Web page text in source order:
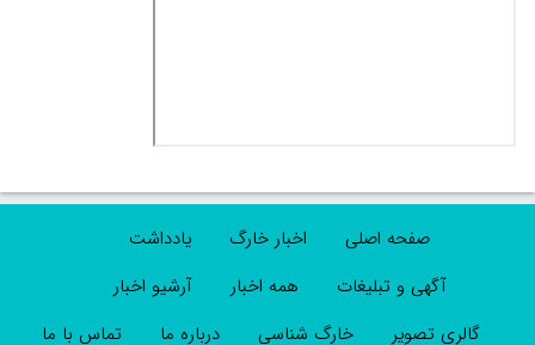
صفحه اصلی اخبار خارگ
یادداشت
آگهی و تبلیغات
همه اخبار
آرشیو اخبار
گالری تصویر
خارگ شناسی درباره ما تماس با ما